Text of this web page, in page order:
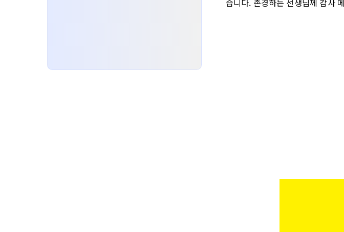
습니다. 존경하는 선생님께 감사